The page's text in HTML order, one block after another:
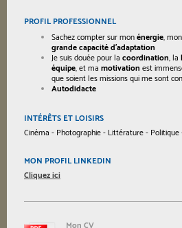
PROFIL PROFESSIONNEL
Sachez compter sur monénergie, mon
grande capacité d'adaptation
Je suis douée pour la coordination, la
équipe, et ma motivation est
que soient les missions qui me sont
Autodidacte
INTÉRÊTS ET LOISIRS
Cinéma - Photographie - Littérature - Politique
MON PROFIL LINKEDIN
Cliquez ici